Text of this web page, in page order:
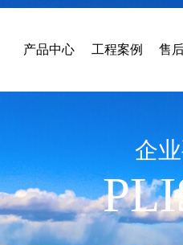
产品中心 工程案例 售
企